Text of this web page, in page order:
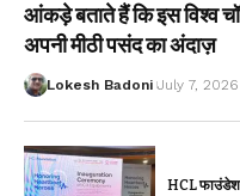
आंकड़े बताते हैं कि इस विश्व
अपनी मीठी पसंद का अंदाज़
Lokesh Badoni July 7, 2026
HCL